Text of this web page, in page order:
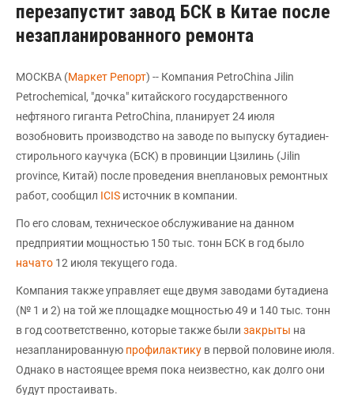
перезапустит завод БСК в Китае после
незапланированного ремонта
МОСКВА (Маркет Репорт) -- Компания PetroChina Jilin
Petrochemical, "дочка" китайского государственного
нефтяного гиганта PetroChina, планирует 24 июля
возобновить производство на заводе по выпуску бутадиен-
стирольного каучука (БСК) в провинции Цзилинь (Jilin
province, Китай) после проведения внеплановых ремонтных
работ, сообщил ICIS источник в компании.
По его словам, техническое обслуживание на данном
предприятии мощностью 150 тыс. тонн БСК в год было
начато 12 июля текущего года.
Компания также управляет еще двумя заводами бутадиена
(№ 1 и 2) на той же площадке мощностью 49 и 140 тыс. тонн
в год соответственно, которые также были закрыты на
незапланированную профилактику в первой половине июля.
Однако в настоящее время пока неизвестно, как долго они
будут простаивать.